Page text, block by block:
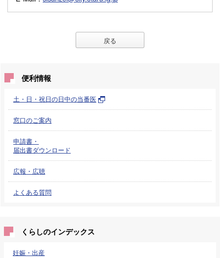
戻る
便利情報
土・日・祝日の日中の当番医
窓口のご案内
申請書・
届出書ダウンロード
広報・広聴
よくある質問
くらしのインデックス
妊娠・出産